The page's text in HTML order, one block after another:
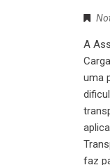
A
uma
faz